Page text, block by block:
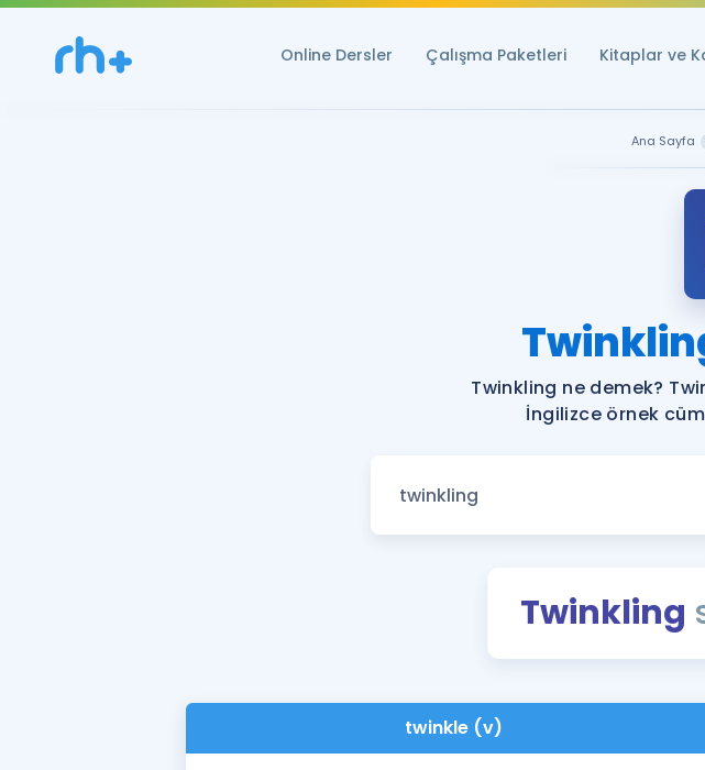
Online Dersler Çalışma Paketleri Kitaplar ve
Ana Sayfa
Twinkling ne demek?
İngilizce örnek
Twinkling
twinkle (v)